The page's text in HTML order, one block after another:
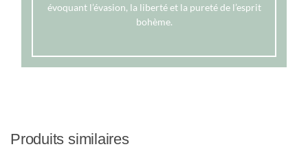
évoquant l’évasion, la liberté et la pureté de l’esprit
bohème.
Produits similaires